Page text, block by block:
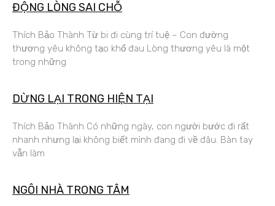
ĐỘNG LÒNG SAI CHỖ
Thích Bảo Thành Từ bi đi cùng trí tuệ – Con đường
thương yêu không tạo khổ đau Lòng thương yêu là một
trong những
DỪNG LẠI TRONG HIỆN TẠI
Thích Bảo Thành Có những ngày, con người bước đi rất
nhanh nhưng lại không biết mình đang đi về đâu. Bàn tay
vẫn làm
NGÔI NHÀ TRONG TÂM